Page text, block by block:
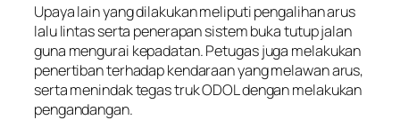
Upaya lain yang dilakukan meliputi pengalihan arus
lalu lintas serta penerapan sistem buka tutup jalan
guna mengurai kepadatan. Petugas juga melakukan
penertiban terhadap kendaraan yang melawan arus,
serta menindak tegas truk ODOL dengan melakukan
pengandangan.